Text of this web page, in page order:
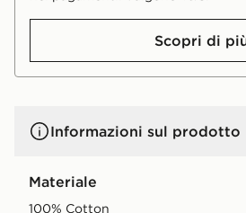
Scopri di
Informazioni sul prodotto
Materiale
100% Cotton